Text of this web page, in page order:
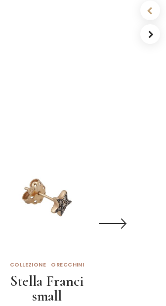
COLLEZIONE ORECCHINI
Stella Franci
small